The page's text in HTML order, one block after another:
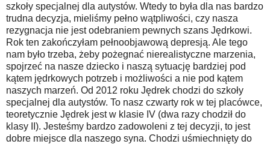
szkoły specjalnej dla autystów. Wtedy to była dla nas bardzo
trudna decyzja, mieliśmy pełno wątpliwości, czy nasza
rezygnacja nie jest odebraniem pewnych szans Jędrkowi.
Rok ten zakończyłam pełnoobjawową depresją. Ale tego
nam było trzeba, żeby pożegnać nierealistyczne marzenia,
spojrzeć na nasze dziecko i naszą sytuację bardziej pod
kątem jędrkowych potrzeb i możliwości a nie pod kątem
naszych marzeń. Od 2012 roku Jędrek chodzi do szkoły
specjalnej dla autystów. To nasz czwarty rok w tej placówce,
teoretycznie Jędrek jest w klasie IV (dwa razy chodził do
klasy II). Jesteśmy bardzo zadowoleni z tej decyzji, to jest
dobre miejsce dla naszego syna. Chodzi uśmiechnięty do